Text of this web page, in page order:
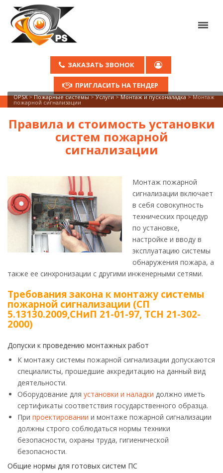
ЗАКАЗАТЬ ЗВОНОК
ПРИГЛАСИТЬ НА ТЕНДЕР
OPSX>Пожарные системы>Услуги>Монтаж и пусконаладка>Монтаж
пожарной сигнализации
Правила и стоимость установки
систем пожарной
сигнализации
Монтаж пожарной
сигнализации включает
в себя совокупность
технических процедур
по установке,
настройке и вводу в
эксплуатацию системы
обнаружения пожара, а
также ее синхронизации с другими инженерными сетями.
Требования закона к монтажу системы
пожарной сигнализации (СП
5.13130.2009,СНиП 21-01-97, ТСН 21-302-
2000)
Допуски к проведению монтажных работ
К монтажу системы пожарной сигнализации допускаются
специалисты, прошедшие аккредитацию на данный вид
деятельности.
Оборудование для установки и наладки должно иметь
сертификаты соответствия государственного образца.
При проектировании и монтаже пожарной сигнализации
должны строго соблюдаться нормы техники
безопасности, охраны труда, гигиенической
безопасности.
Общие нормы для готовых систем ПС